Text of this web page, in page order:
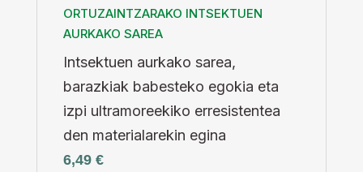
ORTUZAINTZARAKO INTSEKTUEN
AURKAKO SAREA
Intsektuen aurkako sarea,
barazkiak babesteko egokia eta
izpi ultramoreekiko erresistentea
den materialarekin egina
6,49 €